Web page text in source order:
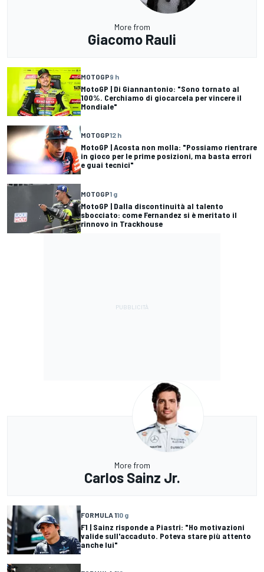
More from
Giacomo Rauli
MOTOGP9 h
MotoGP | Di Giannantonio: "Sono tornato al
100%. Cerchiamo di giocarcela per vincere il
Mondiale"
MOTOGP12 h
MotoGP | Acosta non molla: "Possiamo rientrare
in gioco per le prime posizioni, ma basta errori
e guai tecnici"
MOTOGP1 g
MotoGP | Dalla discontinuità al talento
sbocciato: come Fernandez si è meritato il
rinnovo in Trackhouse
More from
Carlos Sainz Jr.
FORMULA 110 g
F1 | Sainz risponde a Piastri: "Ho motivazioni
valide sull'accaduto. Poteva stare più attento
anche lui"